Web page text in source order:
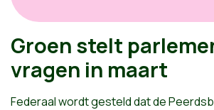
Groen stelt
vragen in maart
Federaal wordt gesteld dat de